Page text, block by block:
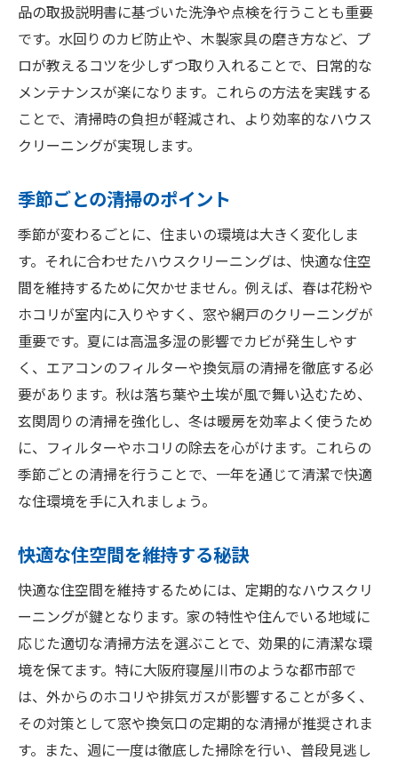
品の取扱説明書に基づいた洗浄や点検を行うことも重要
です。水回りのカビ防止や、木製家具の磨き方など、プ
ロが教えるコツを少しずつ取り入れることで、日常的な
メンテナンスが楽になります。これらの方法を実践する
ことで、清掃時の負担が軽減され、より効率的なハウス
クリーニングが実現します。
季節ごとの清掃のポイント
季節が変わるごとに、住まいの環境は大きく変化しま
す。それに合わせたハウスクリーニングは、快適な住空
間を維持するために欠かせません。例えば、春は花粉や
ホコリが室内に入りやすく、窓や網戸のクリーニングが
重要です。夏には高温多湿の影響でカビが発生しやす
く、エアコンのフィルターや換気扇の清掃を徹底する必
要があります。秋は落ち葉や土埃が風で舞い込むため、
玄関周りの清掃を強化し、冬は暖房を効率よく使うため
に、フィルターやホコリの除去を心がけます。これらの
季節ごとの清掃を行うことで、一年を通じて清潔で快適
な住環境を手に入れましょう。
快適な住空間を維持する秘訣
快適な住空間を維持するためには、定期的なハウスクリ
ーニングが鍵となります。家の特性や住んでいる地域に
応じた適切な清掃方法を選ぶことで、効果的に清潔な環
境を保てます。特に大阪府寝屋川市のような都市部で
は、外からのホコリや排気ガスが影響することが多く、
その対策として窓や換気口の定期的な清掃が推奨されま
す。また、週に一度は徹底した掃除を行い、普段見逃し